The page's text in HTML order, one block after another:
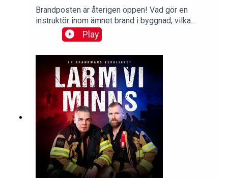
Brandposten är återigen öppen! Vad gör en
instruktör inom ämnet brand i byggnad, vilka
specialfordon finns inom brandkåren och vilken
kändis tror duon är sämst på att släcka en eld?
och följ Larm vi minns på Facebook, TikTok, och
Instagram.Lyssna reklamfritt på
Patreon.Produceras av: Malin Brege, Trausti
Brege & Daniel Brander.Manus: Malin
Brege.Klippning, ljudläggning och
efterbearbetning: Mikael Solkulle.
Play